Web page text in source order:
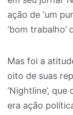
ação de ‘um
‘bom trabalho’
Mas foi a
oito de suas
‘Nightline’,
era ação